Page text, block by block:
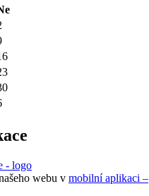
webu v mobilní aplikaci –